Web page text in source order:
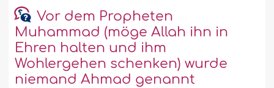
Vor dem Propheten
Muhammad (möge Allah ihn in
Ehren halten und ihm
Wohlergehen schenken) wurde
niemand Ahmad genannt